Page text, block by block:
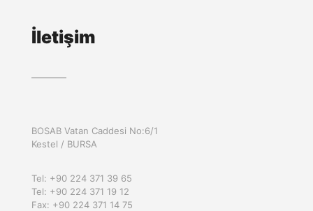
İletişim
BOSAB Vatan Caddesi No:6/1
Kestel / BURSA
Tel: +90 224 371 39 65
Tel: +90 224 371 19 12
Fax: +90 224 371 14 75